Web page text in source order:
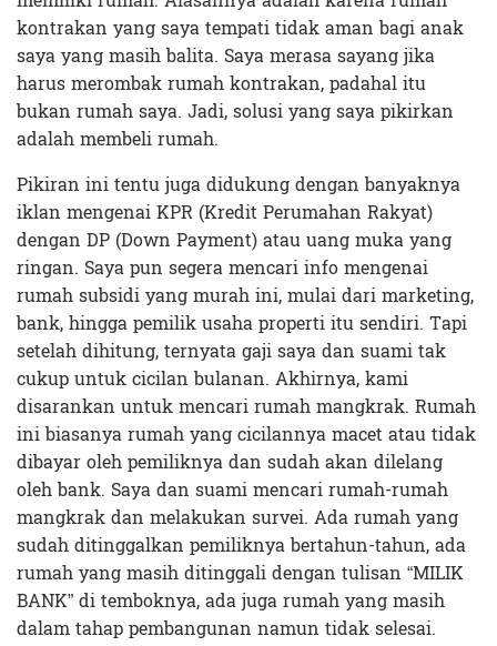
kontrakan yang saya tempati tidak aman bagi anak
saya yang masih balita. Saya merasa sayang jika
harus merombak rumah kontrakan, padahal itu
bukan rumah saya. Jadi, solusi yang saya pikirkan
adalah membeli rumah.
Pikiran ini tentu juga didukung dengan banyaknya
iklan mengenai KPR (Kredit Perumahan Rakyat)
dengan DP (Down Payment) atau uang muka yang
ringan. Saya pun segera mencari info mengenai
rumah subsidi yang murah ini, mulai dari marketing,
bank, hingga pemilik usaha properti itu sendiri. Tapi
setelah dihitung, ternyata gaji saya dan suami tak
cukup untuk cicilan bulanan. Akhirnya, kami
disarankan untuk mencari rumah mangkrak. Rumah
ini biasanya rumah yang cicilannya macet atau tidak
dibayar oleh pemiliknya dan sudah akan dilelang
oleh bank. Saya dan suami mencari rumah-rumah
mangkrak dan melakukan survei. Ada rumah yang
sudah ditinggalkan pemiliknya bertahun-tahun, ada
rumah yang masih ditinggali dengan tulisan “MILIK
BANK” di temboknya, ada juga rumah yang masih
dalam tahap pembangunan namun tidak selesai.